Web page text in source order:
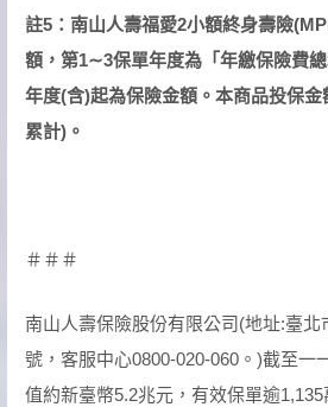
註5：南山人壽福愛2小額終身壽險
額，第1∼3保單年度為「年繳保險費
年度(含)起為保險金額。本商品投保
累計)。
＃＃＃
南山人壽保險股份有限公司(地址:臺北
號，客服中心0800-020-060。)截至一
值約新臺幣5.2兆元，有效保單逾